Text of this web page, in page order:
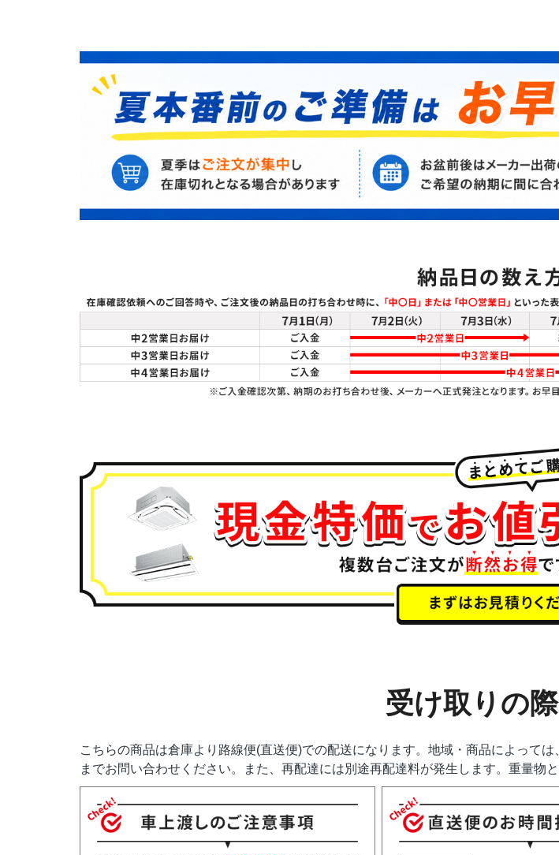
受け取りの
こちらの商品は倉庫より路線便(直送便)での配送になります。地域・商品によって
までお問い合わせください。また、再配達には別途再配達料が発生します。重量物